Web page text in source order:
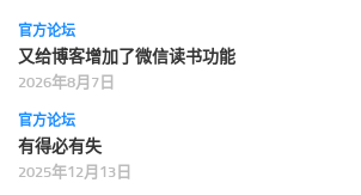
官方论坛
又给博客增加了微信读书功能
2026年8月7日
官方论坛
有得必有失
2025年12月13日